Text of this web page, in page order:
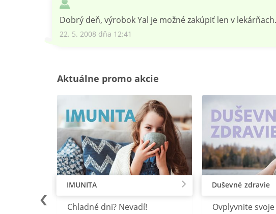
Dobrý deň, výrobok Yal je možné zakúpiť len v lekárňach.
22. 5. 2008 dňa 12:41
Aktuálne promo akcie
IMUNITA
Chladné dni? Nevadí!
Duševné zdravie
Ovplyvnite